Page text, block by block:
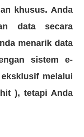
khusus. Anda
data secara
menarik data
sistem e-
melalui
), tetapi Anda